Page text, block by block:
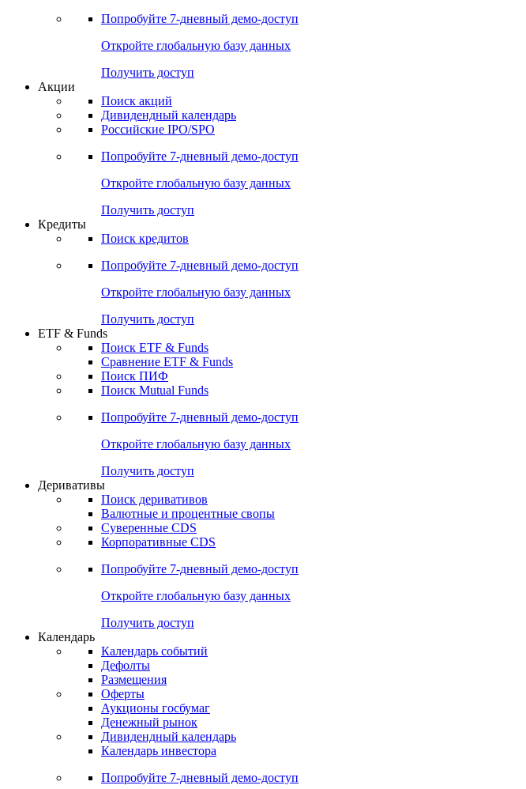
Попробуйте 7-дневный демо-доступ
Откройте глобальную базу данных
Получить доступ
Акции
Поиск акций
Дивидендный календарь
Российские IPO/SPO
Попробуйте 7-дневный демо-доступ
Откройте глобальную базу данных
Получить доступ
Кредиты
Поиск кредитов
Попробуйте 7-дневный демо-доступ
Откройте глобальную базу данных
Получить доступ
ETF & Funds
Поиск ETF & Funds
Сравнение ETF & Funds
Поиск ПИФ
Поиск Mutual Funds
Попробуйте 7-дневный демо-доступ
Откройте глобальную базу данных
Получить доступ
Деривативы
Поиск деривативов
Валютные и процентные свопы
Суверенные CDS
Корпоративные CDS
Попробуйте 7-дневный демо-доступ
Откройте глобальную базу данных
Получить доступ
Календарь
Календарь событий
Дефолты
Размещения
Оферты
Аукционы госбумаг
Денежный рынок
Дивидендный календарь
Календарь инвестора
Попробуйте 7-дневный демо-доступ